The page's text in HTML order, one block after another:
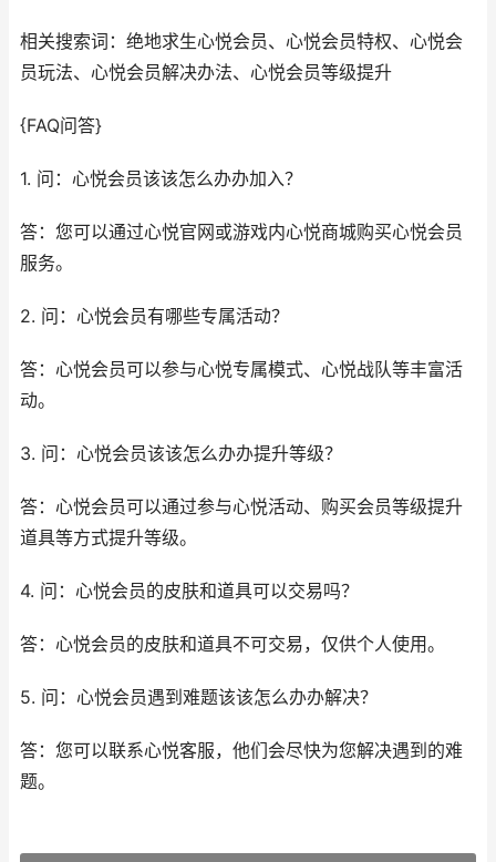
相关搜索词：绝地求生心悦会员、心悦会员特权、心悦会
员玩法、心悦会员解决办法、心悦会员等级提升
{FAQ问答}
1. 问：心悦会员该该怎么办办加入？
答：您可以通过心悦官网或游戏内心悦商城购买心悦会员
服务。
2. 问：心悦会员有哪些专属活动？
答：心悦会员可以参与心悦专属模式、心悦战队等丰富活
动。
3. 问：心悦会员该该怎么办办提升等级？
答：心悦会员可以通过参与心悦活动、购买会员等级提升
道具等方式提升等级。
4. 问：心悦会员的皮肤和道具可以交易吗？
答：心悦会员的皮肤和道具不可交易，仅供个人使用。
5. 问：心悦会员遇到难题该该怎么办办解决？
答：您可以联系心悦客服，他们会尽快为您解决遇到的难
题。